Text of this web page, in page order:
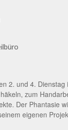
2. und 4.
zum
Der Phantasie
eigenen